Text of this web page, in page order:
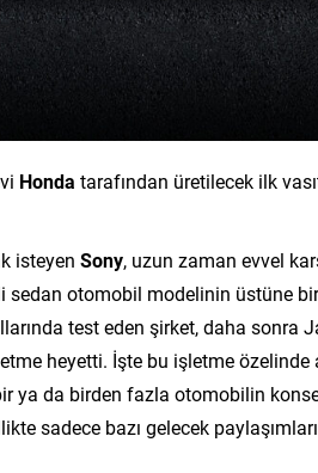
Honda tarafından üretilecek ilk
isteyen Sony, uzun zaman evvel
sedan otomobil modelinin üstüne
test eden şirket, daha sonra
heyetti. İşte bu işletme özelinde
ya da birden fazla otomobilin
sadece bazı gelecek